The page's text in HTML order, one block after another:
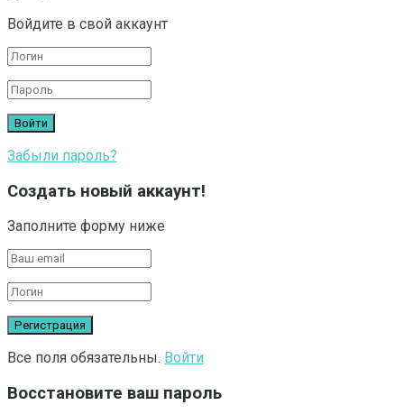
Войдите в свой аккаунт
Забыли пароль?
Создать новый аккаунт!
Заполните форму ниже
Все поля обязательны. Войти
Восстановите ваш пароль